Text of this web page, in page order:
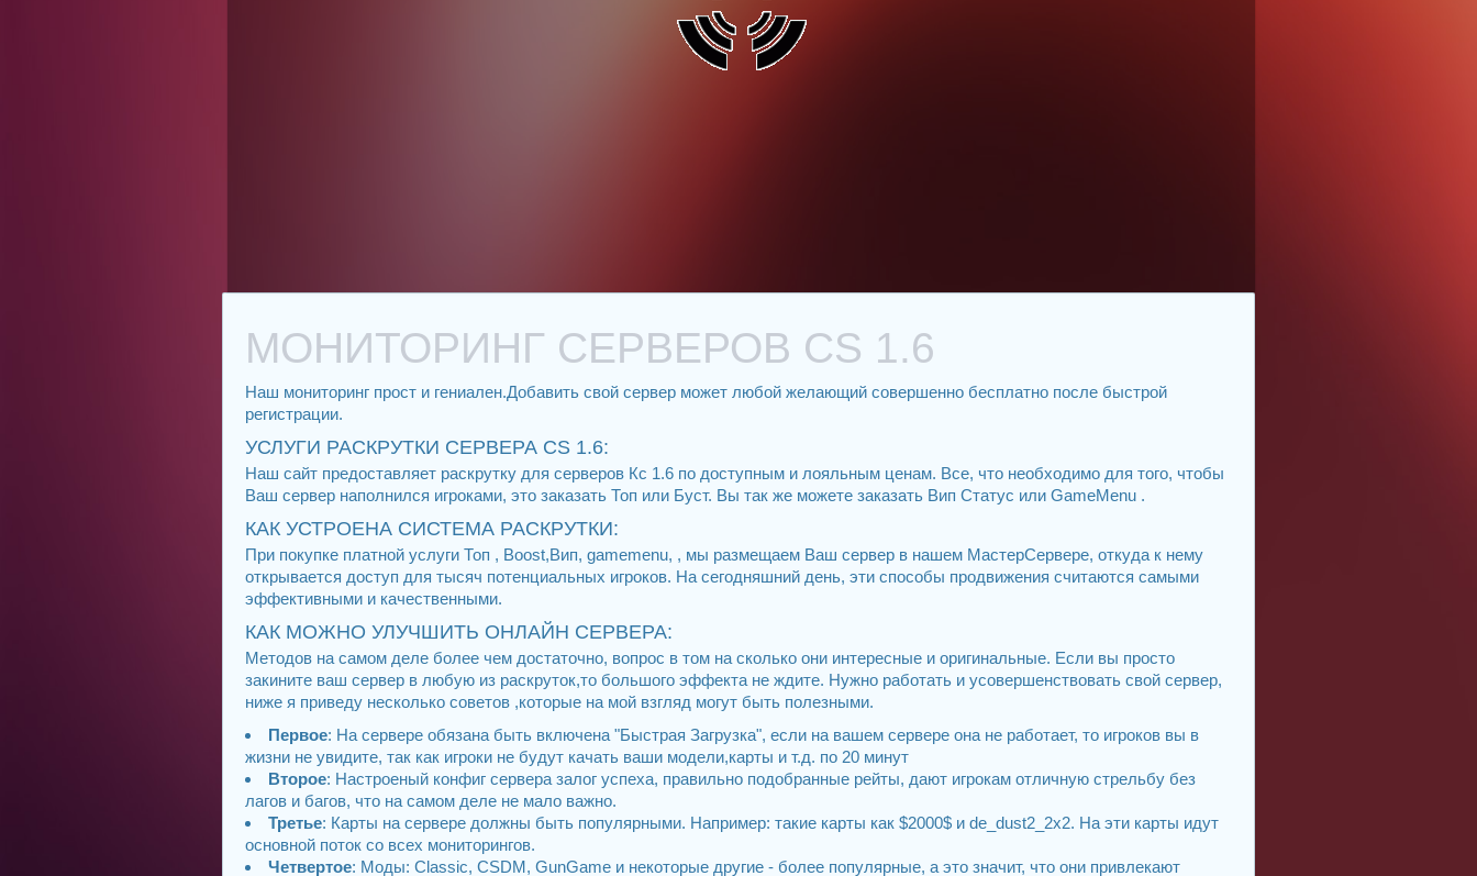
МОНИТОРИНГ СЕРВЕРОВ CS 1.6
Наш мониторинг прост и гениален.Добавить свой сервер может любой желающий совершенно бесплатно после быстрой
регистрации.
УСЛУГИ РАСКРУТКИ СЕРВЕРА CS 1.6:
Наш сайт предоставляет раскрутку для серверов Кс 1.6 по доступным и лояльным ценам. Все, что необходимо для того, чтобы
Ваш сервер наполнился игроками, это заказать Топ или Буст. Вы так же можете заказать Вип Статус или GameMenu .
КАК УСТРОЕНА СИСТЕМА РАСКРУТКИ:
При покупке платной услуги Топ , Boost,Вип, gamemenu, , мы размещаем Ваш сервер в нашем МастерСервере, откуда к нему
открывается доступ для тысяч потенциальных игроков. На сегодняшний день, эти способы продвижения считаются самыми
эффективными и качественными.
КАК МОЖНО УЛУЧШИТЬ ОНЛАЙН СЕРВЕРА:
Методов на самом деле более чем достаточно, вопрос в том на сколько они интересные и оригинальные. Если вы просто
закините ваш сервер в любую из раскруток,то большого эффекта не ждите. Нужно работать и усовершенствовать свой сервер,
ниже я приведу несколько советов ,которые на мой взгляд могут быть полезными.
Первое: На сервере обязана быть включена "Быстрая Загрузка", если на вашем сервере она не работает, то игроков вы в
жизни не увидите, так как игроки не будут качать ваши модели,карты и т.д. по 20 минут
Второе: Настроеный конфиг сервера залог успеха, правильно подобранные рейты, дают игрокам отличную стрельбу без
лагов и багов, что на самом деле не мало важно.
Третье: Карты на сервере должны быть популярными. Например: такие карты как $2000$ и de_dust2_2x2. На эти карты идут
основной поток со всех мониторингов.
Четвертое: Моды: Classic, CSDM, GunGame и некоторые другие - более популярные, а это значит, что они привлекают